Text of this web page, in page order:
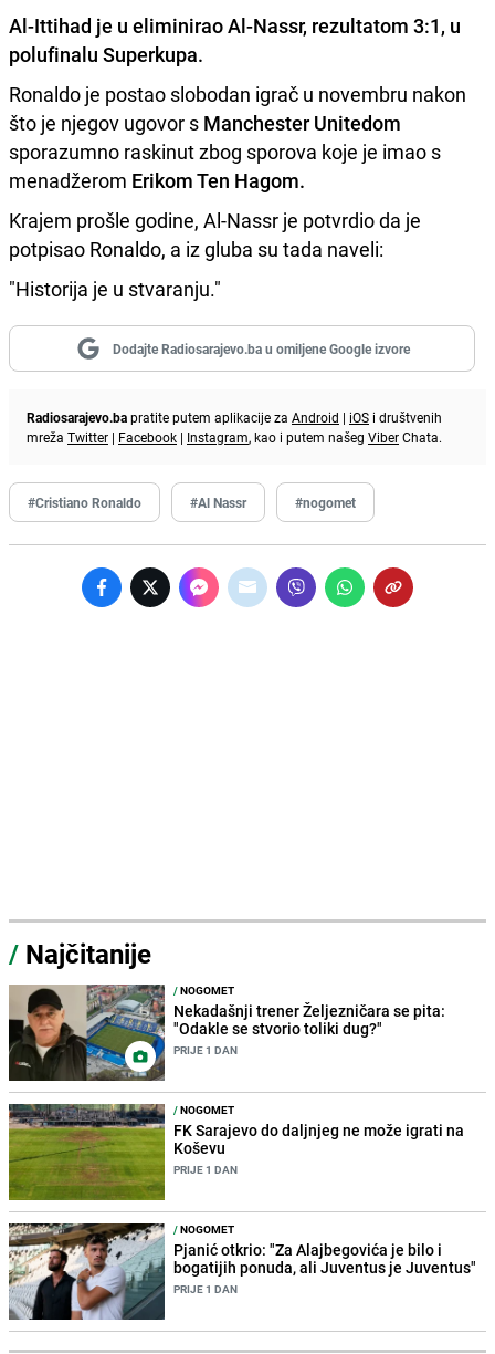
Al-Ittihad je u eliminirao Al-Nassr, rezultatom 3:1, u
polufinalu Superkupa.
Ronaldo je postao slobodan igrač u novembru nakon
što je njegov ugovor s Manchester Unitedom
sporazumno raskinut zbog sporova koje je imao s
menadžerom Erikom Ten Hagom.
Krajem prošle godine, Al-Nassr je potvrdio da je
potpisao Ronaldo, a iz gluba su tada naveli:
"Historija je u stvaranju."
Dodajte Radiosarajevo.ba u omiljene Google izvore
Radiosarajevo.bapratite putem aplikacije za Android | iOS i društvenih
mreža Twitter | Facebook | Instagram, kao i putem našeg ViberChata.
#Cristiano Ronaldo #Al Nassr #nogomet
/ Najčitanije
/NOGOMET
Nekadašnji trener Željezničara se pita:
"Odakle se stvorio toliki dug?"
PRIJE 1 DAN
/NOGOMET
FK Sarajevo do daljnjeg ne može igrati na
Koševu
PRIJE 1 DAN
/NOGOMET
Pjanić otkrio: "Za Alajbegovića je bilo i
bogatijih ponuda, ali Juventus je Juventus"
PRIJE 1 DAN